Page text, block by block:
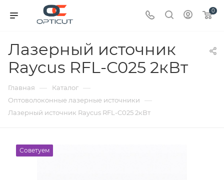
0
Лазерный источник
Raycus RFL-C025 2кВт
Главная — Каталог —
Оптоволоконные лазерные источники —
Лазерный источник Raycus RFL-C025 2кВт
Советуем